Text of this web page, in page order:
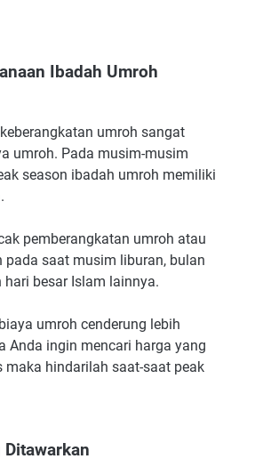
Ibadah Umroh
umroh sangat
umroh. Pada musim-musim
season ibadah umroh memiliki
pemberangkatan umroh atau
pada saat musim liburan, bulan
hari besar Islam lainnya.
umroh cenderung lebih
Anda ingin mencari harga yang
maka hindarilah saat-saat peak